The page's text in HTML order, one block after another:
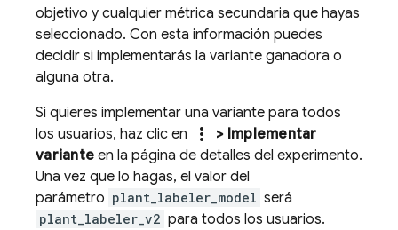
objetivo y cualquier métrica secundaria que hayas
seleccionado. Con esta información puedes
decidir si implementarás la variante ganadora o
alguna otra.
Si quieres implementar una variante para todos
los usuarios, haz clic en
more_vert
> Implementar
variante en la página de detalles del experimento.
Una vez que lo hagas, el valor del
parámetro plant_labeler_model será
plant_labeler_v2 para todos los usuarios.